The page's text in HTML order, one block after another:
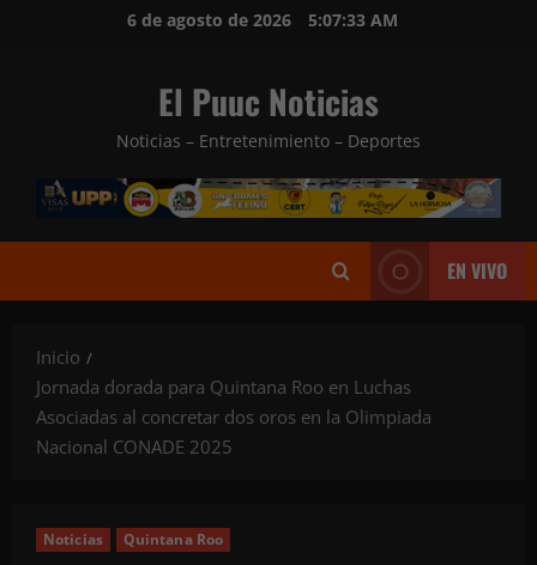
6 de agosto de 2026 5:07:34 AM
El Puuc Noticias
Noticias – Entretenimiento – Deportes
EN VIVO
Inicio
Jornada dorada para Quintana Roo en Luchas
Asociadas al concretar dos oros en la Olimpiada
Nacional CONADE 2025
Noticias Quintana Roo